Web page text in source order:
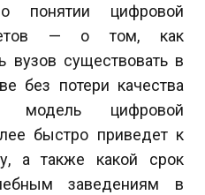
понятии цифровой
— о том, как
вузов существовать в
без потери качества
модель цифровой
быстро приведет к
а также какой срок
заведениям в